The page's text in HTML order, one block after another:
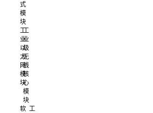
式
模
块
工
业
以
太
网
模
块
工
业
级
无
线
核
心
模
块
软 工